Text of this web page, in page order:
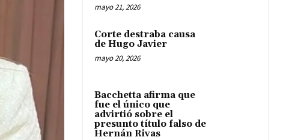
mayo 21, 2026
Corte destraba causa
de Hugo Javier
mayo 20, 2026
Bacchetta afirma que
fue el único que
advirtió sobre el
presunto título falso de
Hernán Rivas